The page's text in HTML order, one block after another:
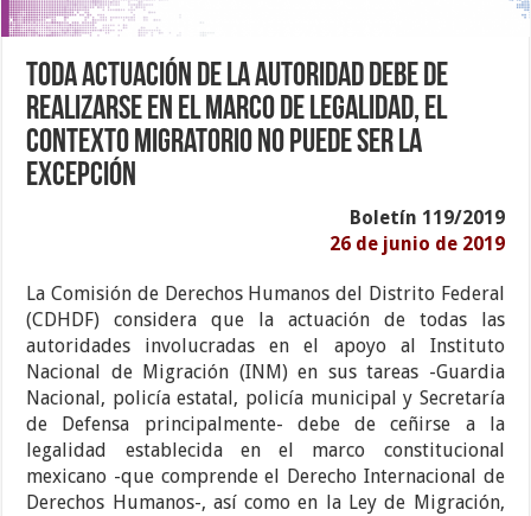
Toda actuación de la autoridad debe de
realizarse en el marco de legalidad, el
contexto migratorio no puede ser la
excepción
Boletín 119/2019
26 de junio de 2019
La Comisión de Derechos Humanos del Distrito Federal
(CDHDF) considera que la actuación de todas las
autoridades involucradas en el apoyo al Instituto
Nacional de Migración (INM) en sus tareas -Guardia
Nacional, policía estatal, policía municipal y Secretaría
de Defensa principalmente- debe de ceñirse a la
legalidad establecida en el marco constitucional
mexicano -que comprende el Derecho Internacional de
Derechos Humanos-, así como en la Ley de Migración,